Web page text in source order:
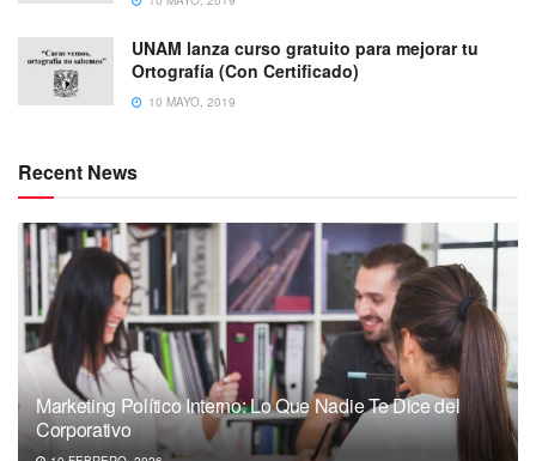
UNAM lanza curso gratuito para mejorar tu
Ortografía (Con Certificado)
10 MAYO, 2019
Recent News
Marketing Político Interno: Lo Que Nadie Te Dice del
Corporativo